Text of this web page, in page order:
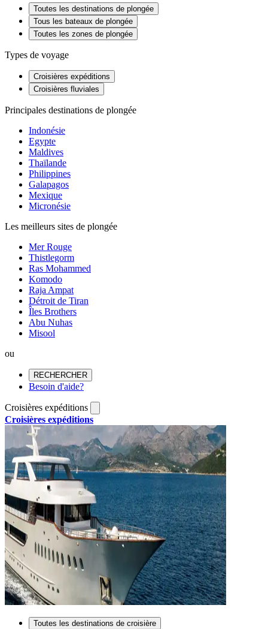
Toutes les destinations de plongée
Tous les bateaux de plongée
Toutes les zones de plongée
Types de voyage
Croisières expéditions
Croisières fluviales
Principales destinations de plongée
Indonésie
Egypte
Maldives
Thaïlande
Philippines
Galapagos
Mexique
Micronésie
Les meilleurs sites de plongée
Mer Rouge
Thistlegorm
Ras Mohammed
Komodo
Raja Ampat
Détroit de Tiran
Îles Brothers
Abu Nuhas
Misool
ou
RECHERCHER
Besoin d'aide?
Croisières expéditions
Croisières expéditions
Toutes les destinations de croisière